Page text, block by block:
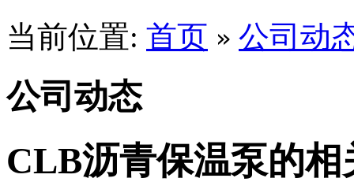
当前位置: 首页 » 公司动
公司动态
CLB沥青保温泵的相